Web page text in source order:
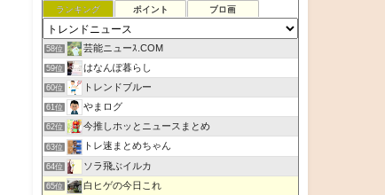
ランキング ポイント ブロ画
58位 芸能ニューｽ.COM
59位 はなんぽ暮らし
60位 トレンドブルー
61位 やまログ
62位 今推しホッとニュースまとめ
63位 トレ速まとめちゃん
64位 ソラ飛ぶイルカ
65位 白ヒゲの今日これ